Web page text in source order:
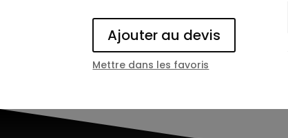
Ajouter au devis
Mettre dans les favoris